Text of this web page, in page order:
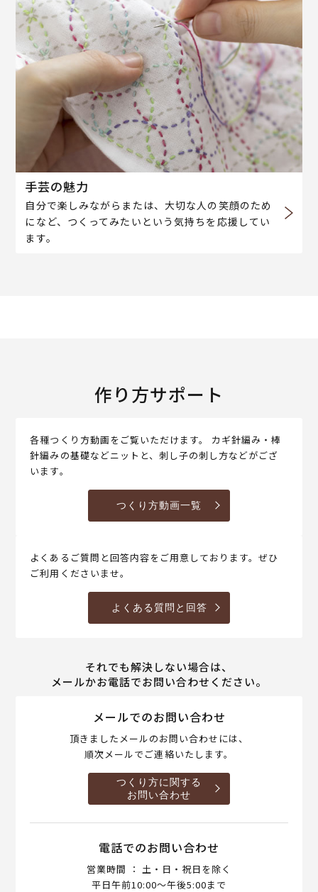
手芸の魅力
自分で楽しみながらまたは、大切な人の笑顔のため
になど、つくってみたいという気持ちを応援してい
ます。
作り方サポート
各種つくり方動画をご覧いただけます。 カギ針編み・棒
針編みの基礎などニットと、刺し子の刺し方などがござ
います。
つくり方動画一覧
よくあるご質問と回答内容をご用意しております。ぜひ
ご利用くださいませ。
よくある質問と回答
それでも解決しない場合は、
メールかお電話でお問い合わせください。
メールでのお問い合わせ
頂きましたメールのお問い合わせには、
順次メールでご連絡いたします。
つくり方に関する
お問い合わせ
電話でのお問い合わせ
営業時間 ： 土・日・祝日を除く
平日午前10:00～午後5:00まで